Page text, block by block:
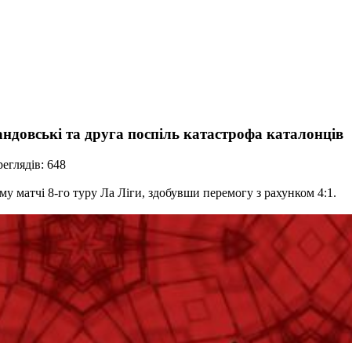
та друга поспіль катастрофа каталонців
648
матчі 8-го туру Ла Ліги, здобувши перемогу з рахунком 4:1.